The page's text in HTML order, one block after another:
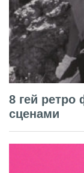
8 гей
сценами